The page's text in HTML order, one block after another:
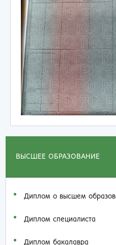
ВЫСШЕЕ ОБРАЗОВАНИЕ
Диплом о высшем
Диплом специалиста
Диплом бакалавра